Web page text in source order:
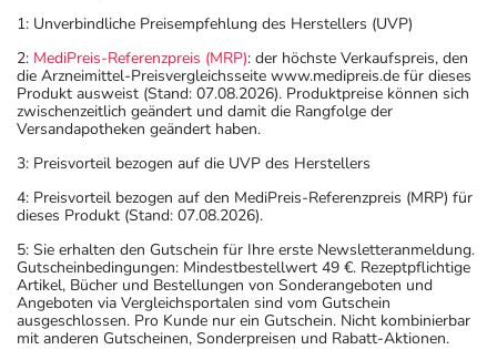
1: Unverbindliche Preisempfehlung des Herstellers (UVP)
2: MediPreis-Referenzpreis (MRP): der höchste Verkaufspreis, den
die Arzneimittel-Preisvergleichsseite www.medipreis.de für dieses
Produkt ausweist (Stand: 07.08.2026). Produktpreise können sich
zwischenzeitlich geändert und damit die Rangfolge der
Versandapotheken geändert haben.
3: Preisvorteil bezogen auf die UVP des Herstellers
4: Preisvorteil bezogen auf den MediPreis-Referenzpreis (MRP) für
dieses Produkt (Stand: 07.08.2026).
5: Sie erhalten den Gutschein für Ihre erste Newsletteranmeldung.
Gutscheinbedingungen: Mindestbestellwert 49 €. Rezeptpflichtige
Artikel, Bücher und Bestellungen von Sonderangeboten und
Angeboten via Vergleichsportalen sind vom Gutschein
ausgeschlossen. Pro Kunde nur ein Gutschein. Nicht kombinierbar
mit anderen Gutscheinen, Sonderpreisen und Rabatt-Aktionen.